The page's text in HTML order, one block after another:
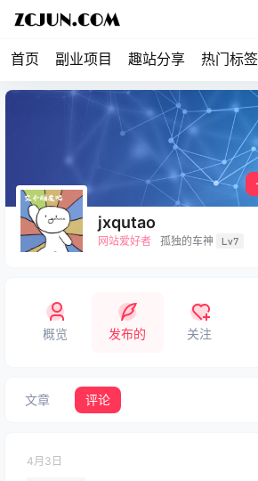
首页 副业项目 趣站分享 热门标签
jxqutao
网站爱好者 孤独的车神 Lv7
概览 发布的 关注
文章 评论
4月3日